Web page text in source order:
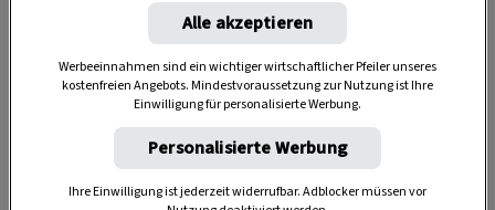
Alle akzeptieren
Werbeeinnahmen sind ein wichtiger wirtschaftlicher Pfeiler unseres
kostenfreien Angebots. Mindestvoraussetzung zur Nutzung ist Ihre
Einwilligung für personalisierte Werbung.
Personalisierte Werbung
Ihre Einwilligung ist jederzeit widerrufbar. Adblocker müssen vor